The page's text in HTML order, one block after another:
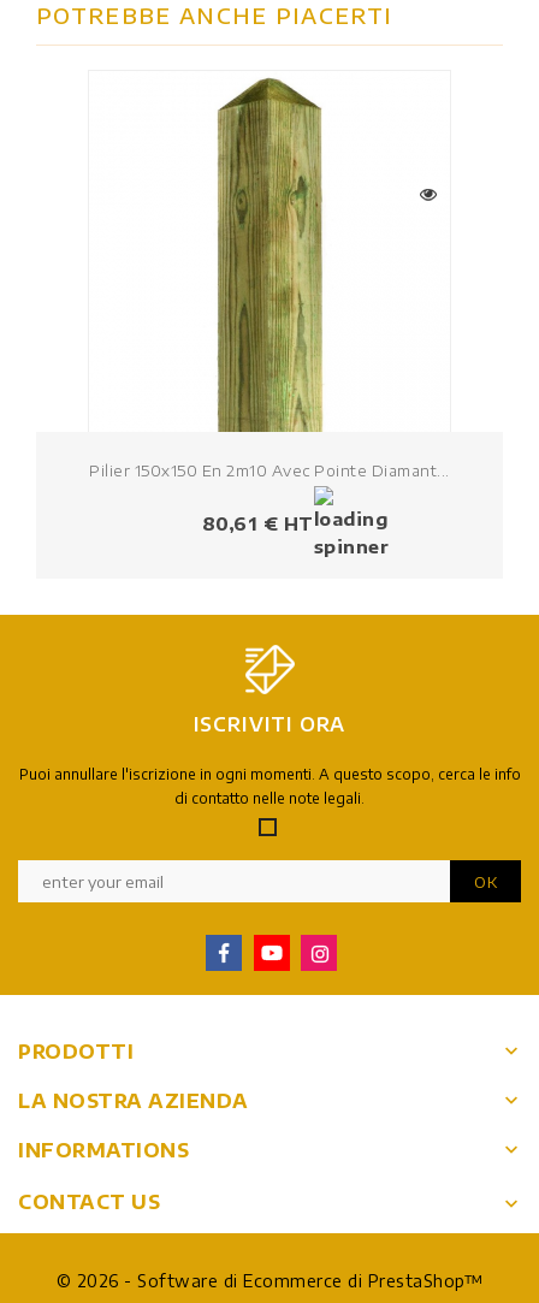
POTREBBE ANCHE PIACERTI
Pilier 150x150 En 2m10 Avec Pointe Diamant...
80,61 € HT
ISCRIVITI ORA
Puoi annullare l'iscrizione in ogni momenti. A questo scopo, cerca le info
di contatto nelle note legali.
PRODOTTI keyboard_arrow_down
LA NOSTRA AZIENDA keyboard_arrow_down
INFORMATIONS keyboard_arrow_down
CONTACT US keyboard_arrow_down
© 2026 - Software di Ecommerce di PrestaShop™